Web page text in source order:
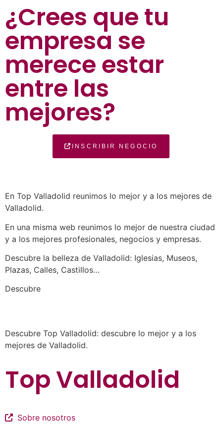
¿Crees que tu
empresa se
merece estar
entre las
mejores?
INSCRIBIR NEGOCIO
En Top Valladolid reunimos lo mejor y a los mejores de
Valladolid.
En una misma web reunimos lo mejor de nuestra ciudad
y a los mejores profesionales, negocios y empresas.
Descubre la belleza de Valladolid: Iglesias, Museos,
Plazas, Calles, Castillos…
Descubre
Descubre Top Valladolid: descubre lo mejor y a los
mejores de Valladolid.
Top Valladolid
Sobre nosotros